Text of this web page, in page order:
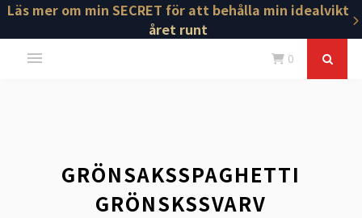
Läs mer om min SECRET för att behålla min idealvikt
året runt
0
GRÖNSAKSSPAGHETTI
GRÖNSKSSVARV